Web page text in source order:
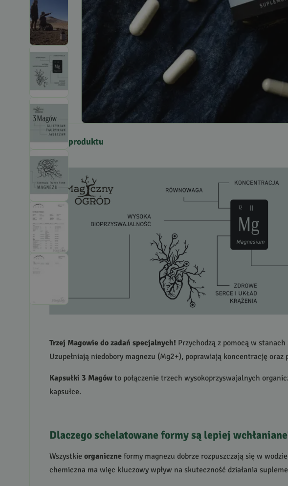
Opis produktu
Trzej Magowie do zadań specjalnych! Przychodzą z pomocą w
Uzupełniają niedobory magnezu (Mg2+), poprawiają koncentrację
Kapsułki 3 Magów to połączenie trzech wysokoprzyswajalnych
kapsułce.
Dlaczego schelatowane formy są lepiej
Wszystkie organiczne formy magnezu dobrze rozpuszczają się w
chemiczna ma więc kluczowy wpływ na skuteczność działania